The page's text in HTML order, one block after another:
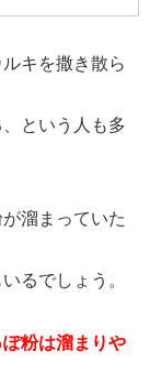
キを撒き散ら
という人も多
溜まっていた
るでしょう。
粉は溜まりや